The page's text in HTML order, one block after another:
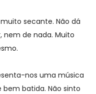
secante. Não dá
nem de nada. Muito
nos uma música
batida. Não sinto